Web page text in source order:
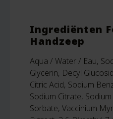
Ingrediënten
Handzeep
Aqua / Water / Eau,
Glycerin, Decyl
Citric Acid, Sodium
Sodium Citrate,
Sorbate, Vaccinium